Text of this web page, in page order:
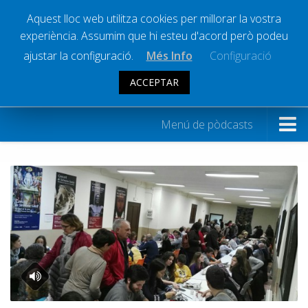
Societat
Successos
Esports
La Banqueta
Transmissions Esportives
Pòdcasts
Vídeos
Ràdio Calella Televisió
Menú de pòdcasts
Programes
A ritme de 2 x 4
La Banqueta
Calella va d’anècdotes
Coblejant
Congo Jazz Square
Aquest lloc web utilitza cookies per millorar la vostra
experiència. Assumim que hi esteu d'acord però podeu
ajustar la configuració.
Més Info Configuració
ACCEPTAR